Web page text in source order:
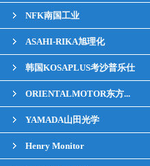
NFK南国工业
ASAHI-RIKA旭理化
韩国KOSAPLUS考沙普乐仕
ORIENTALMOTOR东方...
YAMADA山田光学
Henry Monitor